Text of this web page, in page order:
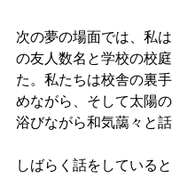
次の夢の場面では、私
の友人数名と学校の校
た。私たちは校舎の裏
めながら、そして太陽
浴びながら和気藹々と話
しばらく話をしている